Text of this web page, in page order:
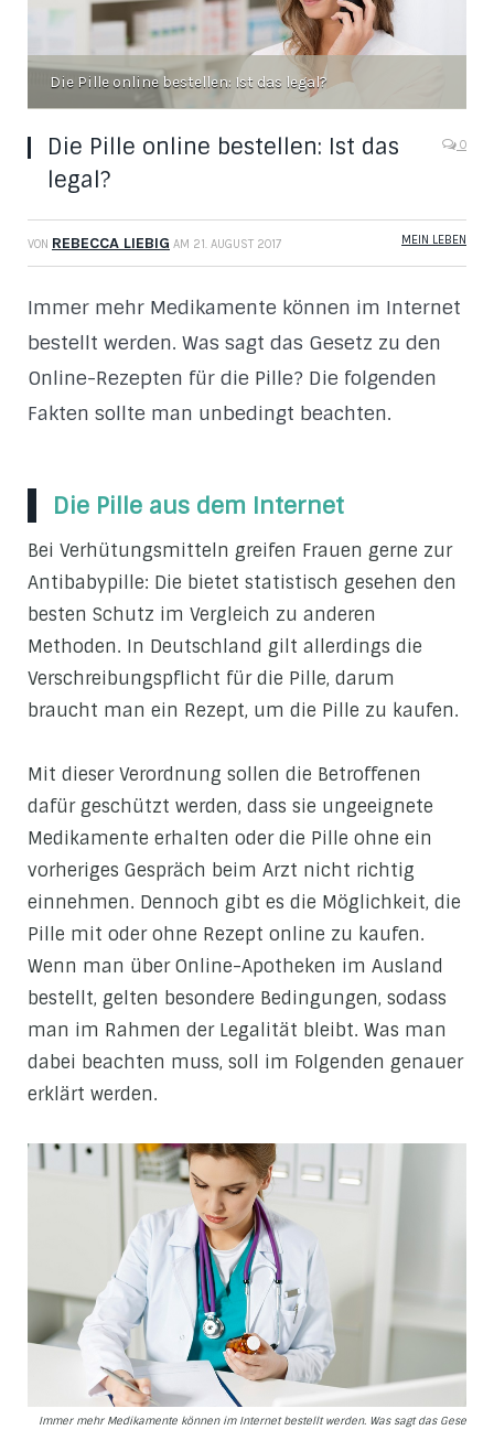
Die Pille online bestellen: Ist das legal?
Die Pille online bestellen: Ist das
legal?
0
VON REBECCA LIEBIG AM 21. AUGUST 2017 MEIN LEBEN
Immer mehr Medikamente können im Internet
bestellt werden. Was sagt das Gesetz zu den
Online-Rezepten für die Pille? Die folgenden
Fakten sollte man unbedingt beachten.
Die Pille aus dem Internet
Bei Verhütungsmitteln greifen Frauen gerne zur
Antibabypille: Die bietet statistisch gesehen den
besten Schutz im Vergleich zu anderen
Methoden. In Deutschland gilt allerdings die
Verschreibungspflicht für die Pille, darum
braucht man ein Rezept, um die Pille zu kaufen.
Mit dieser Verordnung sollen die Betroffenen
dafür geschützt werden, dass sie ungeeignete
Medikamente erhalten oder die Pille ohne ein
vorheriges Gespräch beim Arzt nicht richtig
einnehmen. Dennoch gibt es die Möglichkeit, die
Pille mit oder ohne Rezept online zu kaufen.
Wenn man über Online-Apotheken im Ausland
bestellt, gelten besondere Bedingungen, sodass
man im Rahmen der Legalität bleibt. Was man
dabei beachten muss, soll im Folgenden genauer
erklärt werden.
Immer mehr Medikamente können im Internet bestellt werden. Was sagt das Gesetz